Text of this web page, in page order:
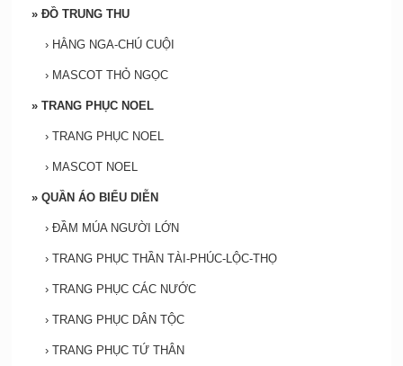
» ĐỒ TRUNG THU
› HẰNG NGA-CHÚ CUỘI
› MASCOT THỎ NGỌC
» TRANG PHỤC NOEL
› TRANG PHỤC NOEL
› MASCOT NOEL
» QUẦN ÁO BIỂU DIỄN
› ĐẦM MÚA NGƯỜI LỚN
› TRANG PHỤC THẦN TÀI-PHÚC-LỘC-THỌ
› TRANG PHỤC CÁC NƯỚC
› TRANG PHỤC DÂN TỘC
› TRANG PHỤC TỨ THÂN